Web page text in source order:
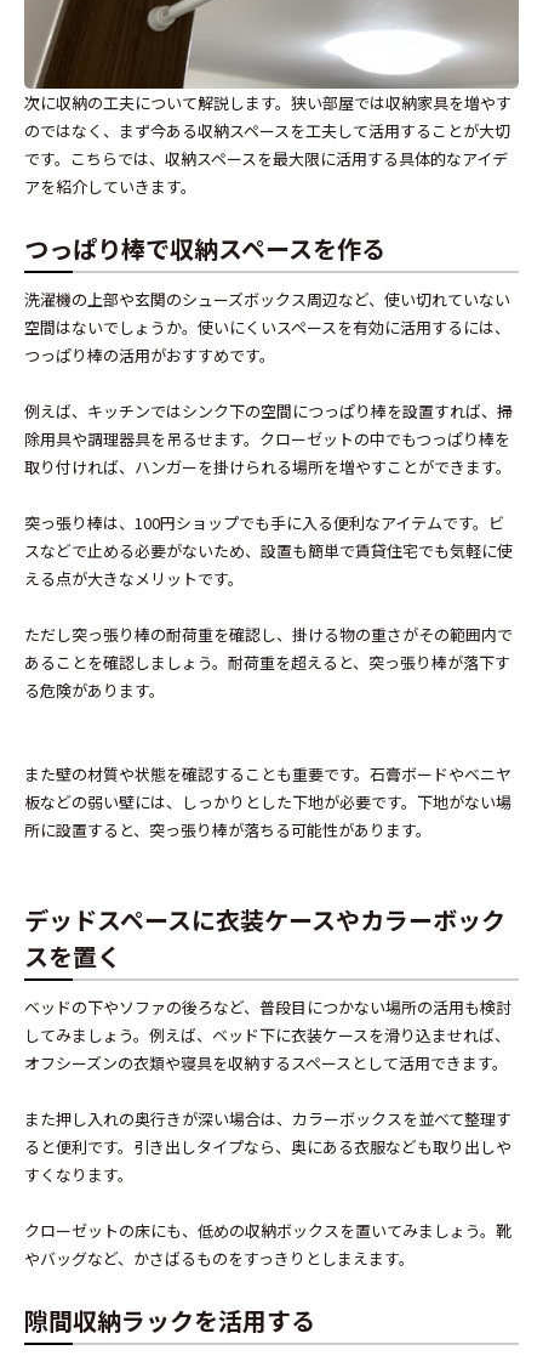
次に収納の工夫について解説します。狭い部屋では収納家具を増やす
のではなく、まず今ある収納スペースを工夫して活用することが大切
です。こちらでは、収納スペースを最大限に活用する具体的なアイデ
アを紹介していきます。
つっぱり棒で収納スペースを作る
洗濯機の上部や玄関のシューズボックス周辺など、使い切れていない
空間はないでしょうか。使いにくいスペースを有効に活用するには、
つっぱり棒の活用がおすすめです。
例えば、キッチンではシンク下の空間につっぱり棒を設置すれば、掃
除用具や調理器具を吊るせます。クローゼットの中でもつっぱり棒を
取り付ければ、ハンガーを掛けられる場所を増やすことができます。
突っ張り棒は、100円ショップでも手に入る便利なアイテムです。ビ
スなどで止める必要がないため、設置も簡単で賃貸住宅でも気軽に使
える点が大きなメリットです。
ただし突っ張り棒の耐荷重を確認し、掛ける物の重さがその範囲内で
あることを確認しましょう。耐荷重を超えると、突っ張り棒が落下す
る危険があります。
また壁の材質や状態を確認することも重要です。石膏ボードやベニヤ
板などの弱い壁には、しっかりとした下地が必要です。下地がない場
所に設置すると、突っ張り棒が落ちる可能性があります。
デッドスペースに衣装ケースやカラーボック
スを置く
ベッドの下やソファの後ろなど、普段目につかない場所の活用も検討
してみましょう。例えば、ベッド下に衣装ケースを滑り込ませれば、
オフシーズンの衣類や寝具を収納するスペースとして活用できます。
また押し入れの奥行きが深い場合は、カラーボックスを並べて整理す
ると便利です。引き出しタイプなら、奥にある衣服なども取り出しや
すくなります。
クローゼットの床にも、低めの収納ボックスを置いてみましょう。靴
やバッグなど、かさばるものをすっきりとしまえます。
隙間収納ラックを活用する